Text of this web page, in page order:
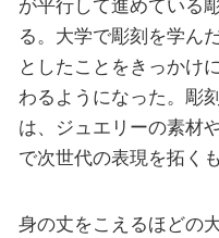
が平行して進めている
る。大学で彫刻を学ん
としたことをきっかけ
わるようになった。彫
は、ジュエリーの素材
で次世代の表現を拓く
身の丈をこえるほどの